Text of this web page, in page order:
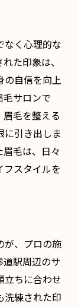
なく心理的な
た印象は、
の自信を向上
毛サロンで
毛を整える
に引き出しま
毛は、日々
スタイルを
が、プロの施
道駅周辺のサ
立ちに合わせ
洗練された印